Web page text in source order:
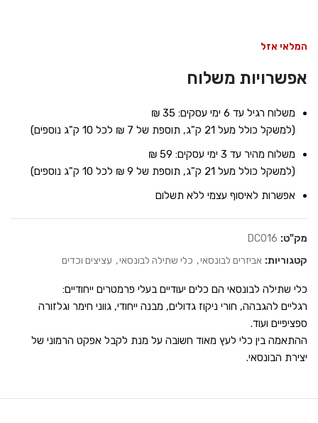
המלאי אזל
אפשרויות משלוח
משלוח רגיל עד 6 ימי עסקים: 35 ₪
(למשקל כולל מעל 21 ק"ג, תוספת של 7 ₪ לכל 10 ק"ג נוספים)
משלוח מהיר עד 3 ימי עסקים: 59 ₪
(למשקל כולל מעל 21 ק"ג, תוספת של 9 ₪ לכל 10 ק"ג נוספים)
אפשרות לאיסוף עצמי ללא תשלום
מק"ט: DC016
קטגוריות: אביזרים לבונסאי, כלי שתילה לבונסאי, עציצים וכדים
כלי שתילה לבונסאי הם כלים יעודיים בעלי פרמטרים ייחודיים:
רגליים להגבהה, חורי ניקוז גדולים, מבנה ייחודי, גווני חימר וגלזורה
ספציפיים ועוד.
ההתאמה בין כלי לעץ מאוד חשובה על מנת לקבל אפקט הרמוני של
יצירת הבונסאי.